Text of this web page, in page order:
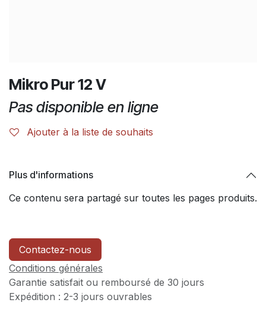
Mikro Pur 12 V
Pas disponible en ligne
Ajouter à la liste de souhaits
Plus d'informations
Ce contenu sera partagé sur toutes les pages produits.
Contactez-nous
Conditions générales
Garantie satisfait ou remboursé de 30 jours
Expédition : 2-3 jours ouvrables